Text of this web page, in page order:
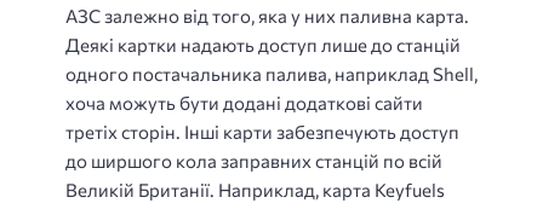
АЗС залежно від того, яка у них паливна карта.
Деякі картки надають доступ лише до станцій
одного постачальника палива, наприклад Shell,
хоча можуть бути додані додаткові сайти
третіх сторін. Інші карти забезпечують доступ
до ширшого кола заправних станцій по всій
Великій Британії. Наприклад, карта Keyfuels